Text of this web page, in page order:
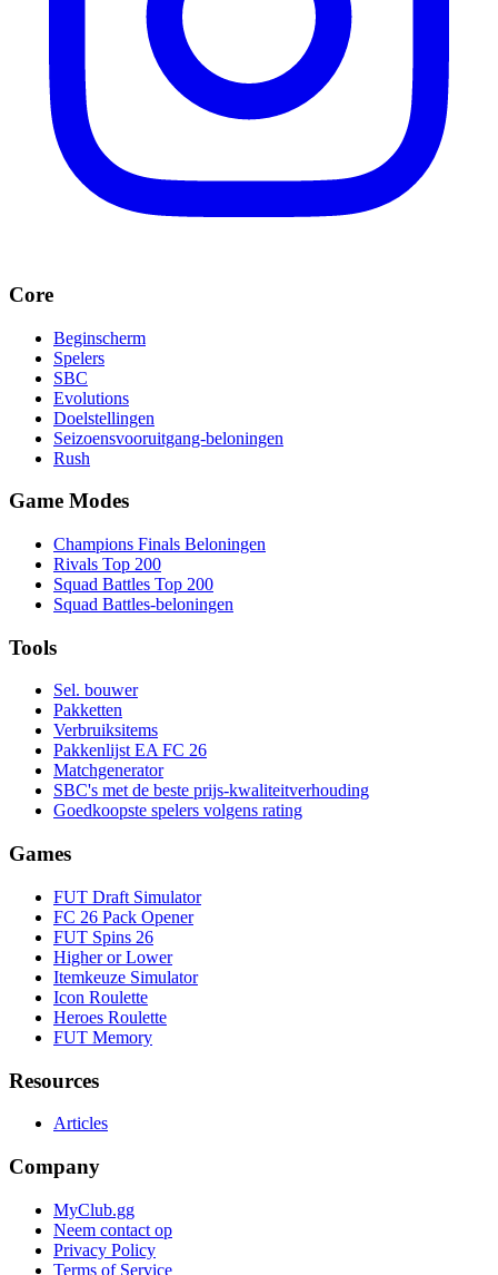
Core
Beginscherm
Spelers
SBC
Evolutions
Doelstellingen
Seizoensvooruitgang-beloningen
Rush
Game Modes
Champions Finals Beloningen
Rivals Top 200
Squad Battles Top 200
Squad Battles-beloningen
Tools
Sel. bouwer
Pakketten
Verbruiksitems
Pakkenlijst EA FC 26
Matchgenerator
SBC's met de beste prijs-kwaliteitverhouding
Goedkoopste spelers volgens rating
Games
FUT Draft Simulator
FC 26 Pack Opener
FUT Spins 26
Higher or Lower
Itemkeuze Simulator
Icon Roulette
Heroes Roulette
FUT Memory
Resources
Articles
Company
MyClub.gg
Neem contact op
Privacy Policy
Terms of Service